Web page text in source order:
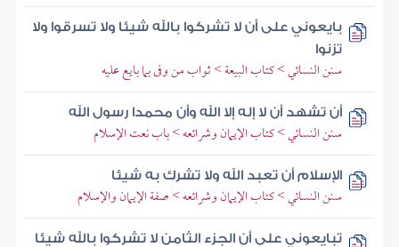
بايعوني على أن لا تشركوا بالله شيئا ولا تسرقوا ولا
تزنوا
سنن النسائي > كتاب البيعة > ثواب من وفى بما بايع عليه
أن تشهد أن لا إله إلا الله وأن محمدا رسول الله
سنن النسائي > كتاب الإيمان وشرائعه > باب نعت الإسلام
الإسلام أن تعبد الله ولا تشرك به شيئا
سنن النسائي > كتاب الإيمان وشرائعه > صفة الإيمان والإسلام
تبايعوني على أن الجزء الثامن لا تشركوا بالله شيئا